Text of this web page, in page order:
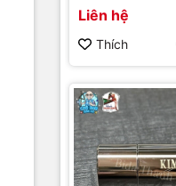
Liên hệ
Thích